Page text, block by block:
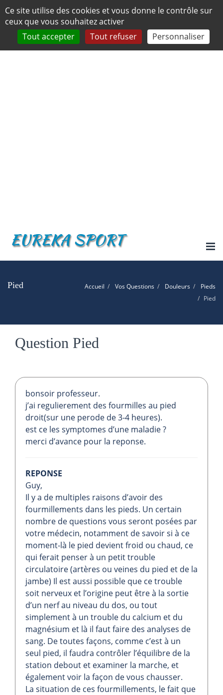
Pied Accueil Vos Questions Douleurs
Pieds
Pied
Question Pied
bonsoir professeur.
j’ai regulierement des fourmilles au pied
droit(sur une perode de 3-4 heures).
est ce les symptomes d’une maladie ?
merci d’avance pour la reponse.
REPONSE
Guy,
Il y a de multiples raisons d’avoir des
fourmillements dans les pieds. Un certain
nombre de questions vous seront posées par
votre médecin, notamment de savoir si à ce
moment-là le pied devient froid ou chaud, ce
qui ferait penser à un petit trouble
circulatoire (artères ou veines du pied et de la
jambe) Il est aussi possible que ce trouble
soit nerveux et l’origine peut être à la sortie
d’un nerf au niveau du dos, ou tout
simplement à un trouble du calcium et du
magnésium et là il faut faire des analyses de
sang. De toutes façons, comme c’est à un
seul pied, il faudra contrôler l’équilibre de la
station debout et examiner la marche, et
également voir la façon de vous chausser.
La situation de ces fourmillements, le fait que
Panneau de gestion des cookies
Ce site utilise des cookies et vous donne le contrôle sur
ceux que vous souhaitez activer
Tout accepter
Tout refuser Personnaliser